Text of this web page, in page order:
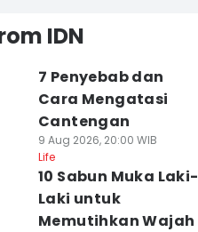
IDN
7 Penyebab dan
Cara Mengatasi
Cantengan
9 Aug 2026, 20:00 WIB
Life
10 Sabun Muka Laki-
Laki untuk
Memutihkan Wajah